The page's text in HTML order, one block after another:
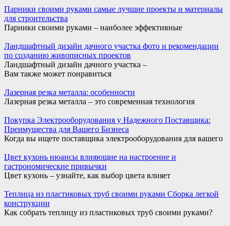
Парники своими руками самые лучшие проекты и материалы
для строительства
Парники своими руками – наиболее эффективные
Ландшафтный дизайн дачного участка фото и рекомендации
по созданию живописных проектов
Ландшафтный дизайн дачного участка –
Вам также может понравиться
Лазерная резка металла: особенности
Лазерная резка металла – это современная технология
Покупка Электрооборудования у Надежного Поставщика:
Преимущества для Вашего Бизнеса
Когда вы ищете поставщика электрооборудования для вашего
Цвет кухонь нюансы влияющие на настроение и
гастрономические привычки
Цвет кухонь – узнайте, как выбор цвета влияет
Теплица из пластиковых труб своими руками Сборка легкой
конструкции
Как собрать теплицу из пластиковых труб своими руками?